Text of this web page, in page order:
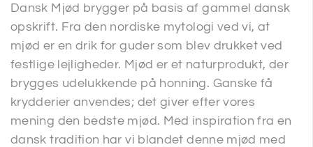
Dansk Mjød brygger på basis af gammel dansk
opskrift. Fra den nordiske mytologi ved vi, at
mjød er en drik for guder som blev drukket ved
festlige lejligheder. Mjød er et naturprodukt, der
brygges udelukkende på honning. Ganske få
krydderier anvendes; det giver efter vores
mening den bedste mjød. Med inspiration fra en
dansk tradition har vi blandet denne mjød med